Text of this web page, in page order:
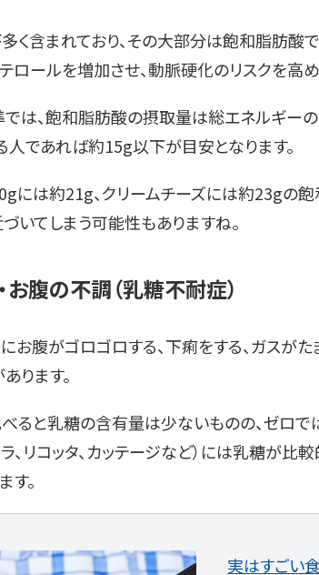
く含まれており、その大部分は飽和脂肪酸
ロールを増加させ、動脈硬化のリスクを高
は、飽和脂肪酸の摂取量は総エネルギーの
であれば約15g以下が目安となります。
には約21g、クリームチーズには約23gの
いてしまう可能性もありますね。
腹の不調（乳糖不耐症）
お腹がゴロゴロする、下痢をする、ガスが
ります。
ると乳糖の含有量は少ないものの、ゼロで
、リコッタ、カッテージなど）には乳糖が比
す。
実はすごい